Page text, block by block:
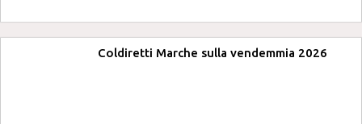
Coldiretti Marche sulla vendemmia 2026